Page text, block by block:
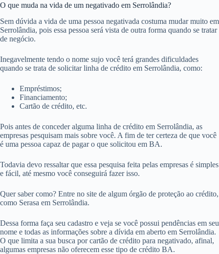
O que muda na vida de um negativado em Serrolândia?
Sem dúvida a vida de uma pessoa negativada costuma mudar muito em
Serrolândia, pois essa pessoa será vista de outra forma quando se tratar
de negócio.
Inegavelmente tendo o nome sujo você terá grandes dificuldades
quando se trata de solicitar linha de crédito em Serrolândia, como:
Empréstimos;
Financiamento;
Cartão de crédito, etc.
Pois antes de conceder alguma linha de crédito em Serrolândia, as
empresas pesquisam mais sobre você. A fim de ter certeza de que você
é uma pessoa capaz de pagar o que solicitou em BA.
Todavia devo ressaltar que essa pesquisa feita pelas empresas é simples
e fácil, até mesmo você conseguirá fazer isso.
Quer saber como? Entre no site de algum órgão de proteção ao crédito,
como Serasa em Serrolândia.
Dessa forma faça seu cadastro e veja se você possui pendências em seu
nome e todas as informações sobre a dívida em aberto em Serrolândia.
O que limita a sua busca por cartão de crédito para negativado, afinal,
algumas empresas não oferecem esse tipo de crédito BA.